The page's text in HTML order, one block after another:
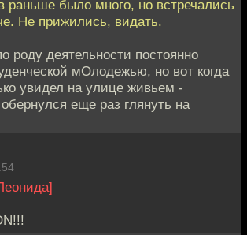
раньше было много, но встречались
Не прижились, видать.
роду деятельности постоянно
мОлодежью, но вот когда
увидел на улице живьем -
еще раз глянуть на